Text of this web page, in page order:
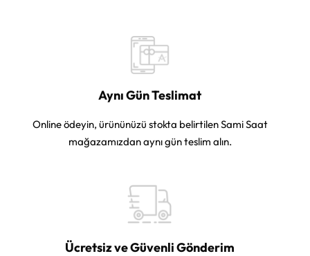
Aynı Gün Teslimat
Online ödeyin, ürününüzü stokta belirtilen Sami Saat
mağazamızdan aynı gün teslim alın.
Ücretsiz ve Güvenli Gönderim